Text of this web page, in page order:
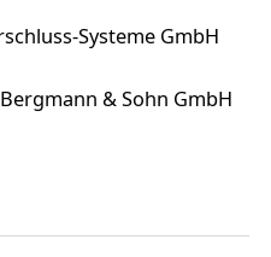
Systeme GmbH
& Sohn GmbH